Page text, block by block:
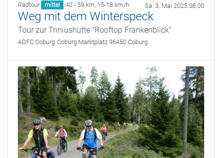
Radtour mittel 40 - 59 km, 15-18 km/h Sa. 3. Mai 2025 08:00
Weg mit dem Winterspeck
Tour zur Triniushütte "Rooftop Frankenblick"
ADFC Coburg Coburg Marktplatz 96450 Coburg